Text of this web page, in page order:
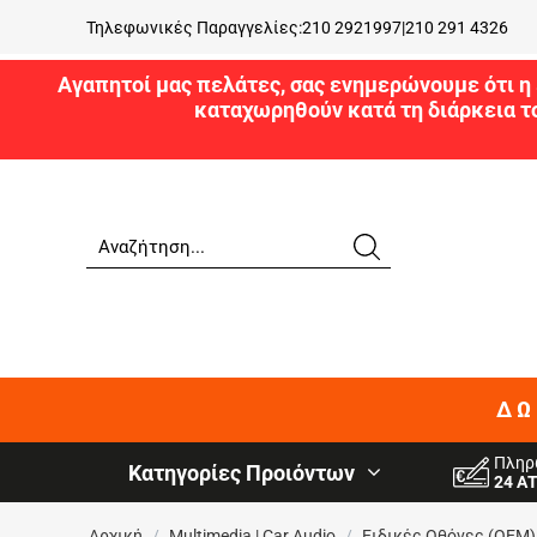
Τηλεφωνικές Παραγγελίες:210 2921997|210 291 4326
Αγαπητοί μας πελάτες, σας ενημερώνουμε ότι
καταχωρηθούν κατά τη διάρκεια
Κατηγορίες Προιόντων
24